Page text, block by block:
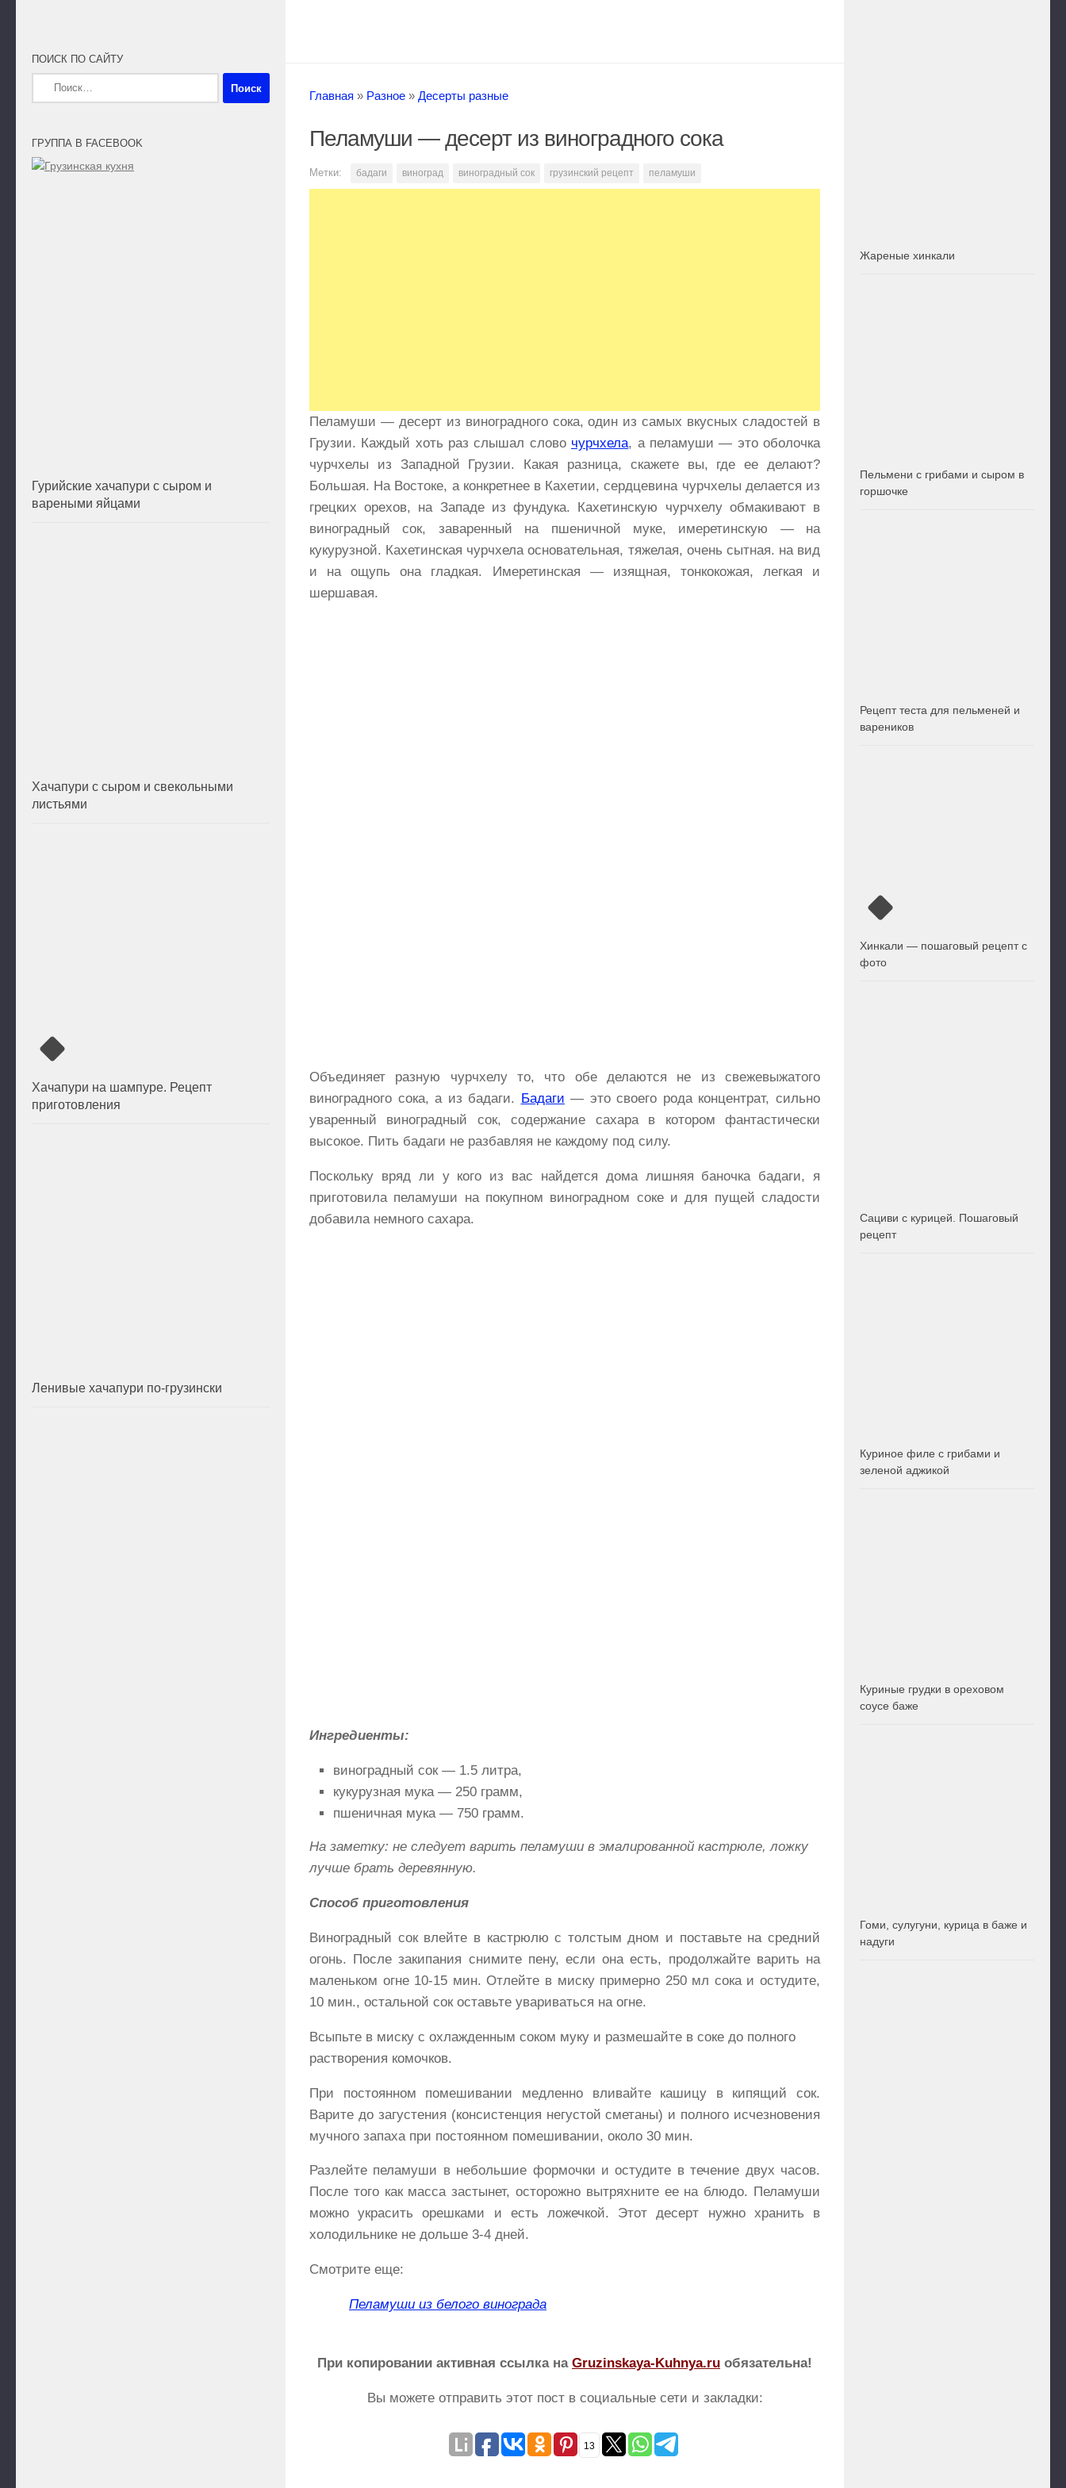
Главная » Разное » Десерты разные
Пеламуши — десерт из виноградного сока
Метки: бадаги виноград виноградный сок грузинский рецепт пеламуши
Пеламуши — десерт из виноградного сока, один из самых вкусных сладостей в
Грузии. Каждый хоть раз слышал слово чурчхела, а пеламуши — это оболочка
чурчхелы из Западной Грузии. Какая разница, скажете вы, где ее делают?
Большая. На Востоке, а конкретнее в Кахетии, сердцевина чурчхелы делается из
грецких орехов, на Западе из фундука. Кахетинскую чурчхелу обмакивают в
виноградный сок, заваренный на пшеничной муке, имеретинскую — на
кукурузной. Кахетинская чурчхела основательная, тяжелая, очень сытная. на вид
и на ощупь она гладкая. Имеретинская — изящная, тонкокожая, легкая и
шершавая.
Объединяет разную чурчхелу то, что обе делаются не из свежевыжатого
виноградного сока, а из бадаги. Бадаги — это своего рода концентрат, сильно
уваренный виноградный сок, содержание сахара в котором фантастически
высокое. Пить бадаги не разбавляя не каждому под силу.
Поскольку вряд ли у кого из вас найдется дома лишняя баночка бадаги, я
приготовила пеламуши на покупном виноградном соке и для пущей сладости
добавила немного сахара.
Ингредиенты:
виноградный сок — 1.5 литра,
кукурузная мука — 250 грамм,
пшеничная мука — 750 грамм.
На заметку: не следует варить пеламуши в эмалированной кастрюле, ложку
лучше брать деревянную.
Способ приготовления
Виноградный сок влейте в кастрюлю с толстым дном и поставьте на средний
огонь. После закипания снимите пену, если она есть, продолжайте варить на
маленьком огне 10-15 мин. Отлейте в миску примерно 250 мл сока и остудите,
10 мин., остальной сок оставьте увариваться на огне.
Всыпьте в миску с охлажденным соком муку и размешайте в соке до полного
растворения комочков.
При постоянном помешивании медленно вливайте кашицу в кипящий сок.
Варите до загустения (консистенция негустой сметаны) и полного исчезновения
мучного запаха при постоянном помешивании, около 30 мин.
Разлейте пеламуши в небольшие формочки и остудите в течение двух часов.
После того как масса застынет, осторожно вытряхните ее на блюдо. Пеламуши
можно украсить орешками и есть ложечкой. Этот десерт нужно хранить в
холодильнике не дольше 3-4 дней.
Смотрите еще:
Пеламуши из белого винограда
При копировании активная ссылка на Gruzinskaya-Kuhnya.ru обязательна!
Вы можете отправить этот пост в социальные сети и закладки:
13
ПОИСК ПО САЙТУ
Найти:
ГРУППА В FACEBOOK
Гурийские хачапури с сыром и
вареными яйцами
Хачапури с сыром и свекольными
листьями
Хачапури на шампуре. Рецепт
приготовления
Ленивые хачапури по-грузински
Жареные хинкали
Пельмени с грибами и сыром в
горшочке
Рецепт теста для пельменей и
вареников
Хинкали — пошаговый рецепт с
фото
Сациви с курицей. Пошаговый
рецепт
Куриное филе с грибами и
зеленой аджикой
Куриные грудки в ореховом
соусе баже
Гоми, сулугуни, курица в баже и
надуги